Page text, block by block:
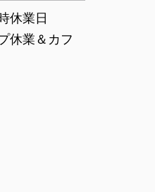
休業日
休業＆カフ